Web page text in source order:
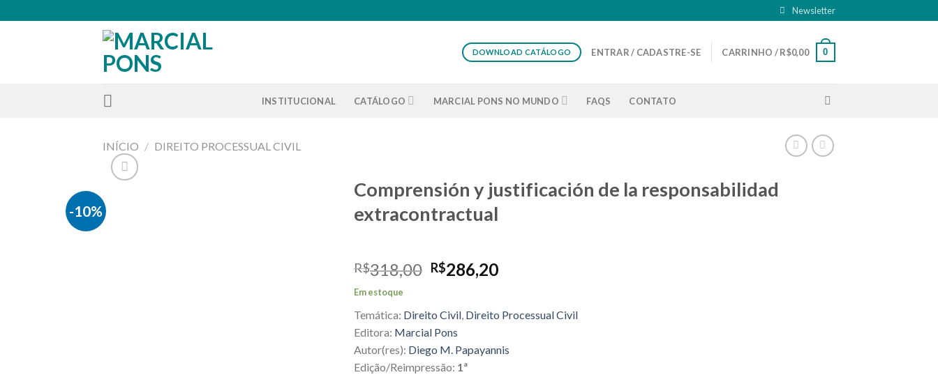
to
Newsletter
DOWNLOAD CATÁLOGO ENTRAR / CADASTRE-SE CARRINHO /R$0,00 0
INSTITUCIONAL CATÁLOGO MARCIAL PONS NO MUNDO FAQS CONTATO
INÍCIO / DIREITO PROCESSUAL CIVIL
-10%
Comprensión y justificación de la responsabilidad
extracontractual
R$318,00 O
era:
R$318,00.
R$286,20O
é:
Em estoque
Temática: Direito Civil, Direito Processual Civil
Editora: Marcial Pons
Autor(res): Diego M. Papayannis
Edição/Reimpressão: 1ª